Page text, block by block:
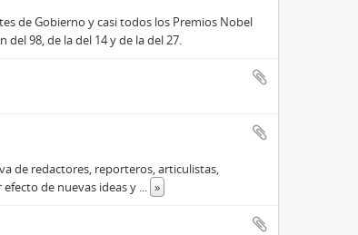
de Gobierno y casi todos los Premios Nobel
98, de la del 14 y de la del 27.
de redactores, reporteros, articulistas,
de nuevas ideas y ... »